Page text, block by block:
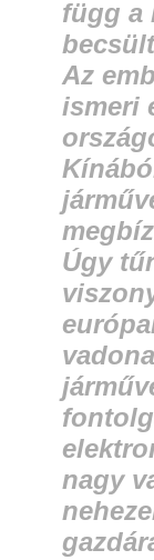
függ a
Az
ismeri
Úgy
nagy